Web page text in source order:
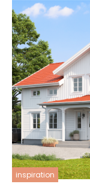
inspiration